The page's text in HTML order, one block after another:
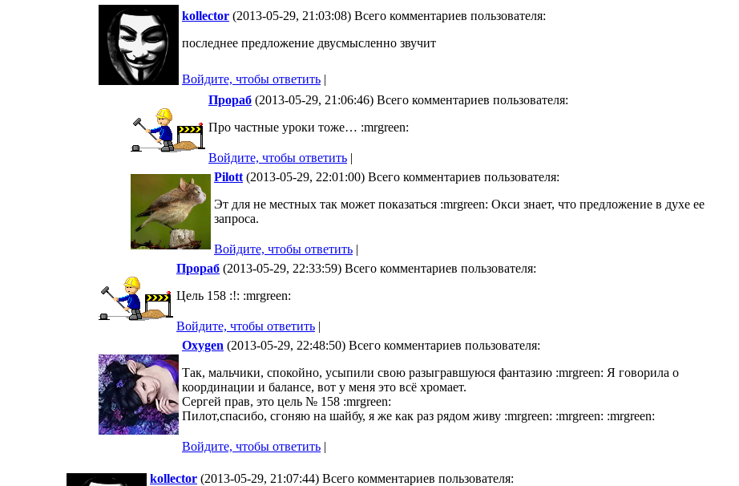
kollector (2013-05-29, 21:03:08) Всего комментариев пользователя:
последнее предложение двусмысленно звучит
Войдите, чтобы ответить |
Прораб (2013-05-29, 21:06:46) Всего комментариев пользователя:
Про частные уроки тоже… :mrgreen:
Войдите, чтобы ответить |
Pilott (2013-05-29, 22:01:00) Всего комментариев пользователя:
Эт для не местных так может показаться :mrgreen: Окси знает, что предложение в духе ее
запроса.
Войдите, чтобы ответить |
Прораб (2013-05-29, 22:33:59) Всего комментариев пользователя:
Цель 158 :!: :mrgreen:
Войдите, чтобы ответить |
Oxygen (2013-05-29, 22:48:50) Всего комментариев пользователя:
Так, мальчики, спокойно, усыпили свою разыгравшуюся фантазию :mrgreen: Я говорила о
координации и балансе, вот у меня это всё хромает.
Сергей прав, это цель № 158 :mrgreen:
Пилот,спасибо, сгоняю на шайбу, я же как раз рядом живу :mrgreen: :mrgreen: :mrgreen:
Войдите, чтобы ответить |
kollector (2013-05-29, 21:07:44) Всего комментариев пользователя: